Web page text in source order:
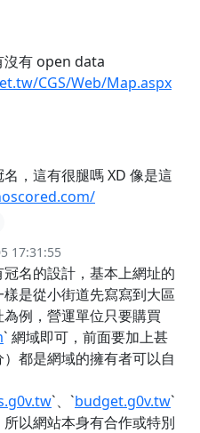
沒有 open data
CGS/Web/Map.aspx
，這有很腿嗎 XD 像是這
17:31:55
名的設計，基本上網址的
是從小街道先寫寫到大區
例，營運單位只要購買
` 網域即可，前面要加上甚
都是網域的擁有者可以自
`、`budget.g0v.tw`
以網站本身有合作或特別